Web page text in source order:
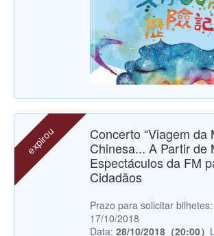
expirou
Concerto “Viagem da
Chinesa... A Partir de
Espectáculos da FM
Cidadãos
Prazo para solicitar
17/10/2018
Data: 28/10/2018（20:00）